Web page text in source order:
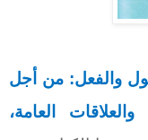
والفعل: من أجل
العامة،